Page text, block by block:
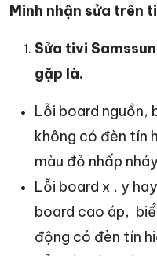
Minh nhận sửa trên
Sửa tivi
gặp là.
Lỗi board nguồn,
không có đèn tín
màu đỏ nhấp nháy
Lỗi board x , y
board cao áp,
động có đèn tín